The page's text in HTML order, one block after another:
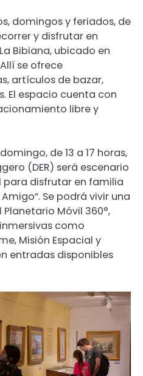
domingos y feriados, de
y disfrutar en
Bibiana, ubicado en
Allí se ofrece
artículos de bazar,
El espacio cuenta con
libre y
de 13 a 17 horas,
(DER) será escenario
para disfrutar en familia
Se podrá vivir una
Móvil 360°,
como
Misión Espacial y
entradas disponibles